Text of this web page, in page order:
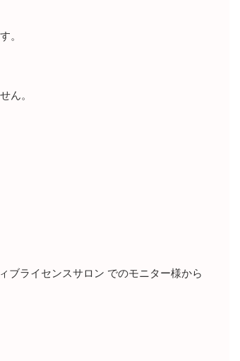
。
ん。
ブライセンスサロン でのモニター様から